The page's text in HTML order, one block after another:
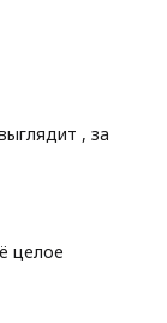
, за
целое